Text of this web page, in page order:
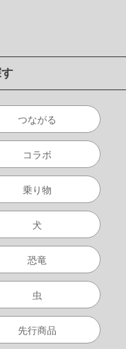
つながる
コラボ
乗り物
犬
恐竜
虫
先行商品